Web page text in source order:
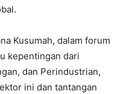
Kusumah, dalam forum
kepentingan dari
dan Perindustrian,
ini dan tantangan